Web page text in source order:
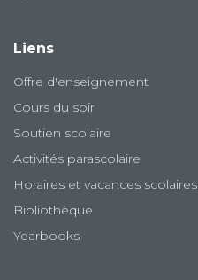
Liens
Offre d'enseignement
Cours du soir
Soutien scolaire
Activités parascolaire
Horaires et vacances scolaires
Bibliothèque
Yearbooks